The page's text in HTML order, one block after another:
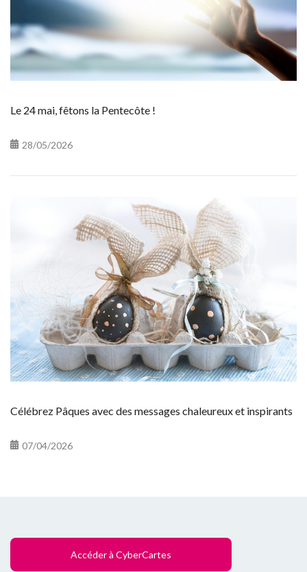
Le 24 mai, fêtons la Pentecôte !
28/05/2026
Célébrez Pâques avec des messages chaleureux et inspirants
07/04/2026
Accéder à CyberCartes